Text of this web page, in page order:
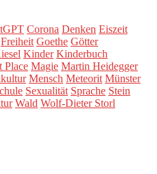
Corona Denken Eiszeit
Freiheit Goethe Götter
Kinder Kinderbuch
Place Magie Martin Heidegger
Mensch Meteorit Münster
Sexualität Sprache Stein
Wald Wolf-Dieter Storl